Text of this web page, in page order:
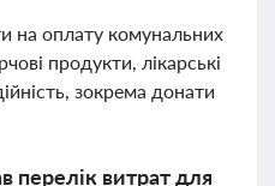
на оплату комунальних
продукти, лікарські
зокрема донати
перелік витрат для